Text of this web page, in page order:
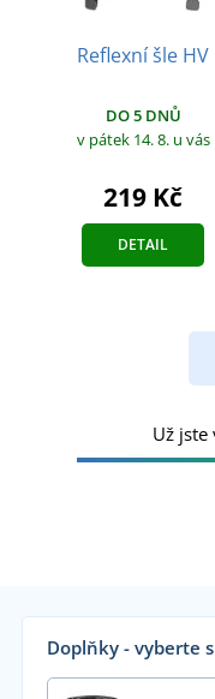
Reflexní šle HV
DO 5 DNŮ
v pátek 14. 8. u vás
219 Kč
DETAIL
Už
Doplňky - vyberte